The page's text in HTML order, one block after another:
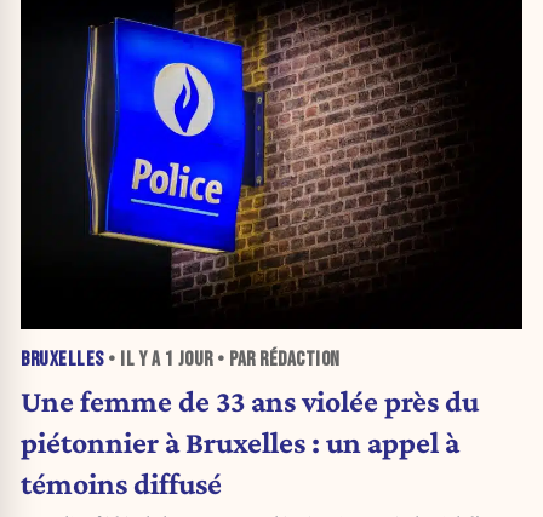
BRUXELLES• IL Y A 1 JOUR• PAR RÉDACTION
Une femme de 33 ans violée près du
piétonnier à Bruxelles : un appel à
témoins diffusé